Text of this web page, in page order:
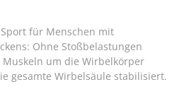
für Menschen mit
Ohne Stoßbelastungen
um die Wirbelkörper
gesamte Wirbelsäule stabilisiert.